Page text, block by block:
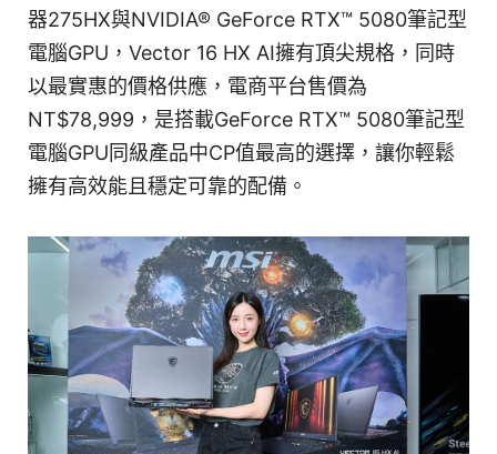
器275HX與NVIDIA® GeForce RTX™ 5080筆記型
電腦GPU，Vector 16 HX AI擁有頂尖規格，同時
以最實惠的價格供應，電商平台售價為
NT$78,999，是搭載GeForce RTX™ 5080筆記型
電腦GPU同級產品中CP值最高的選擇，讓你輕鬆
擁有高效能且穩定可靠的配備。